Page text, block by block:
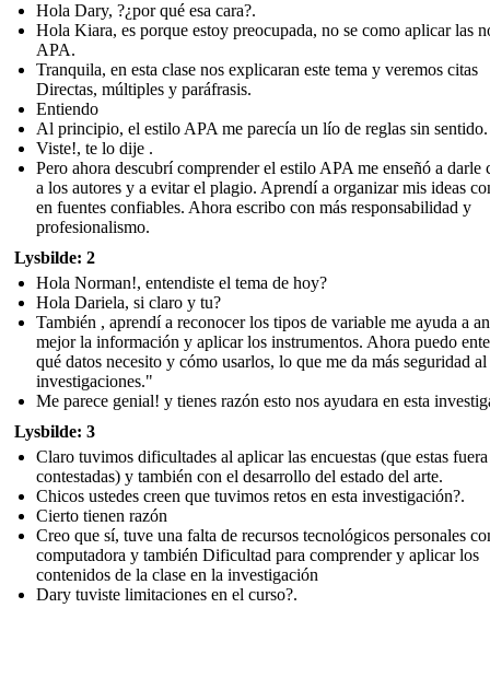
Hola Dary, ?¿por qué esa cara?.
Hola Kiara, es porque estoy preocupada, no se como aplicar las
APA.
Tranquila, en esta clase nos explicaran este tema y veremos citas
Directas, múltiples y paráfrasis.
Entiendo
Al principio, el estilo APA me parecía un lío de reglas sin sentido.
Viste!, te lo dije .
Pero ahora descubrí comprender el estilo APA me enseñó a darle
a los autores y a evitar el plagio. Aprendí a organizar mis ideas
en fuentes confiables. Ahora escribo con más responsabilidad y
profesionalismo.
Lysbilde: 2
Hola Norman!, entendiste el tema de hoy?
Hola Dariela, si claro y tu?
También , aprendí a reconocer los tipos de variable me ayuda a
mejor la información y aplicar los instrumentos. Ahora puedo
qué datos necesito y cómo usarlos, lo que me da más seguridad al
investigaciones."
Me parece genial! y tienes razón esto nos ayudara en esta
Lysbilde: 3
Claro tuvimos dificultades al aplicar las encuestas (que estas fuera
contestadas) y también con el desarrollo del estado del arte.
Chicos ustedes creen que tuvimos retos en esta investigación?.
Cierto tienen razón
Creo que sí, tuve una falta de recursos tecnológicos personales
computadora y también Dificultad para comprender y aplicar los
contenidos de la clase en la investigación
Dary tuviste limitaciones en el curso?.